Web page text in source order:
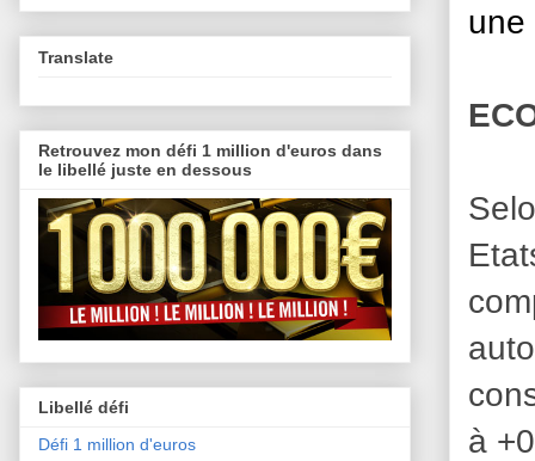
une
à
Translate
Retrouvez mon défi 1 million d'euros dans
le libellé juste en dessous
Libellé défi
Défi 1 million d'euros